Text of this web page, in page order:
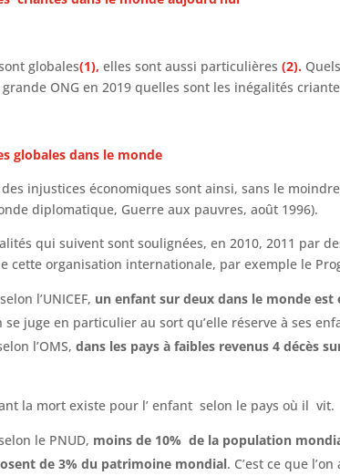
globales(1),elles sont aussi particulières (2).
ONG en 2019 quelles sont les inégalités
globales dans le monde
injustices économiques sont ainsi, sans le
diplomatique, Guerre aux pauvres, août 1996).
qui suivent sont soulignées, en 2010, 2011 par
cette organisation internationale, par exemple le
l’UNICEF, un enfant sur deux dans le monde
se juge en particulier au sort qu’elle réserve à ses
l’OMS,dans les pays à faibles revenus 4 décès
la mort existe pour l’ enfant selon le pays où il vit.
le PNUD, moins de 10% de la population
de 3% du patrimoine mondial. C’est ce que